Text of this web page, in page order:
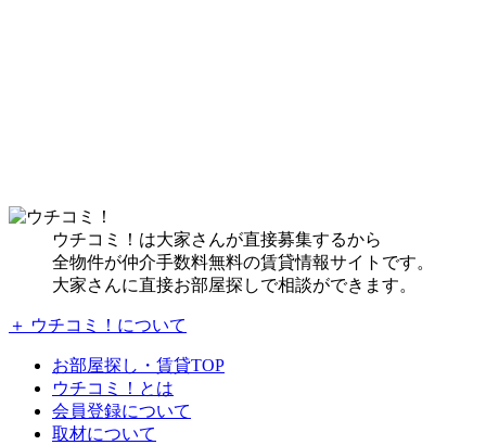
ウチコミ！は大家さんが直接募集するから
全物件が仲介手数料無料の賃貸情報サイトです。
大家さんに直接お部屋探しで相談ができます。
＋ ウチコミ！について
お部屋探し・賃貸TOP
ウチコミ！とは
会員登録について
取材について